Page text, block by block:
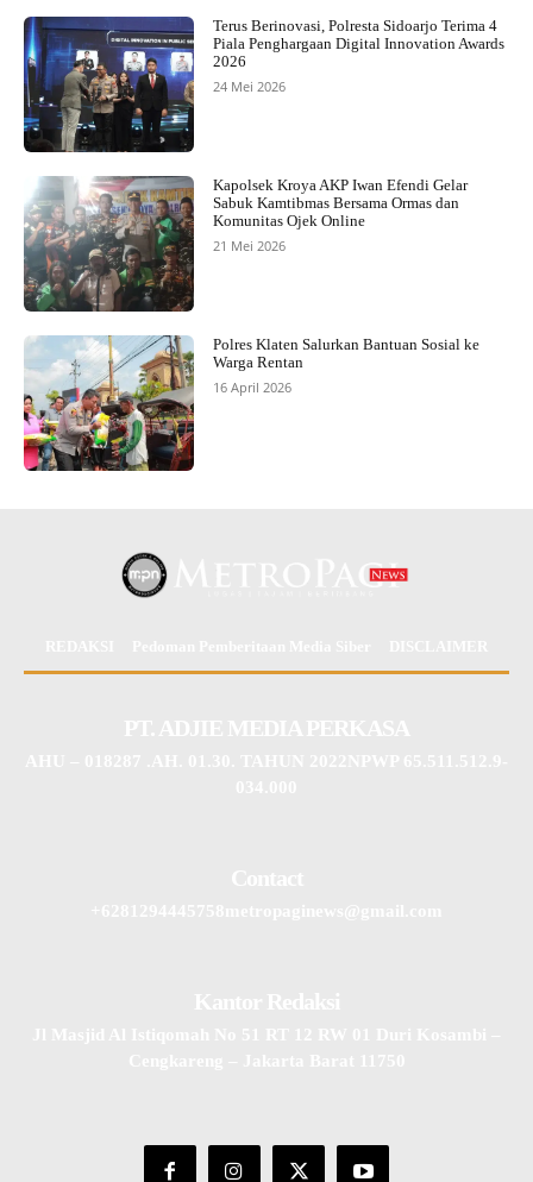
Terus Berinovasi, Polresta Sidoarjo Terima 4
Piala Penghargaan Digital Innovation Awards
2026
24 Mei 2026
Kapolsek Kroya AKP Iwan Efendi Gelar
Sabuk Kamtibmas Bersama Ormas dan
Komunitas Ojek Online
21 Mei 2026
Polres Klaten Salurkan Bantuan Sosial ke
Warga Rentan
16 April 2026